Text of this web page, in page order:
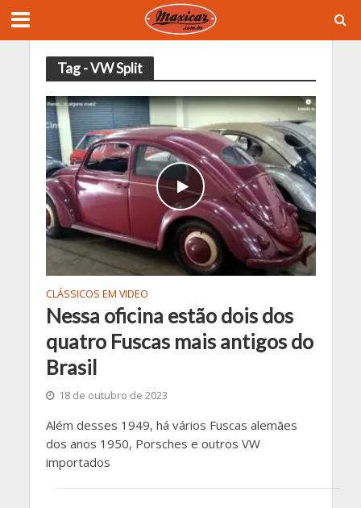
Tag - VW Split
CLÁSSICOS EM VIDEO
Nessa oficina estão dois dos
quatro Fuscas mais antigos do
Brasil
18 de outubro de 2023
Além desses 1949, há vários Fuscas alemães
dos anos 1950, Porsches e outros VW
importados